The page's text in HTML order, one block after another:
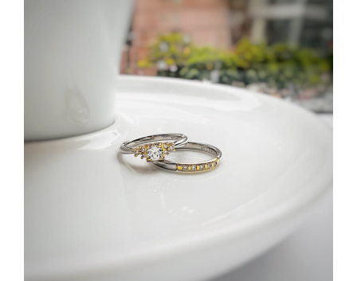
06-7777-7370
受付時間 11:00〜19:00/火曜日定休
プライバシーポリシー